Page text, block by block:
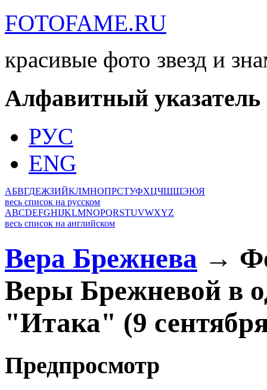
FOTOFAME.RU
красивые фото звезд и
Алфавитный указатель
РУС
ENG
АБВГДЕЖЗИЙКЛМНОПРСТУФХЦЧШЩЭЮЯ
весь список на русском
ABCDEFGHIJKLMNOPQRSTUVWXYZ
весь список на английском
Вера Брежнева →
Веры Брежневой в
"Итака" (9
Предпросмотр